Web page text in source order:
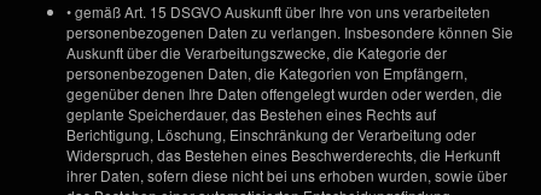
• gemäß Art. 15 DSGVO Auskunft über Ihre von uns verarbeiteten
personenbezogenen Daten zu verlangen. Insbesondere können Sie
Auskunft über die Verarbeitungszwecke, die Kategorie der
personenbezogenen Daten, die Kategorien von Empfängern,
gegenüber denen Ihre Daten offengelegt wurden oder werden, die
geplante Speicherdauer, das Bestehen eines Rechts auf
Berichtigung, Löschung, Einschränkung der Verarbeitung oder
Widerspruch, das Bestehen eines Beschwerderechts, die Herkunft
ihrer Daten, sofern diese nicht bei uns erhoben wurden, sowie über